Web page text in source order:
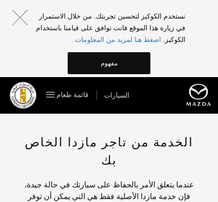
نستخدم الكوكيز لتحسين تجربتك. من خلال الاستمرار
في زيارة هذا الموقع فانت توافق على قيامنا باستخدام
الكوكيز.
اضغط هنا لمزيد من المعلومات .
مفهوم
السيارات قائمة طعام
الخدمة من تاجر مازدا الخاص
بك
عندما يتعلق الأمر بالحفاظ على سيارتك في حالة جيدة،
فإن خدمة مازدا الأصلية فقط هي التي يمكن أن توفر